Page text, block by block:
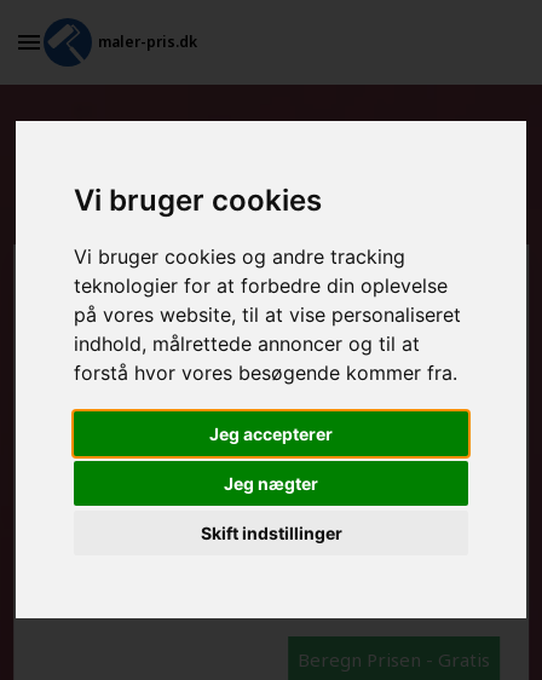
Vi bruger cookies
Vi bruger cookies og andre tracking
teknologier for at forbedre din oplevelse
på vores website, til at vise personaliseret
indhold, målrettede annoncer og til at
forstå hvor vores besøgende kommer fra.
Jeg accepterer
Jeg nægter
Skift indstillinger
maler-pris.dk
møbler i Ørnhøj
Beregn prisen her
MALEROPGAVER - INDVENDIGT:
MALEROPGAVER - UDVENDIGT:
FRAFLYTNINGSPAKKE:
Beregn Prisen - Gratis